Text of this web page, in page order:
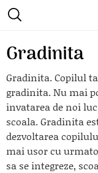
Gradinita
Gradinita. Copilul
gradinita. Nu mai
invatarea de noi
scoala. Gradinita
dezvoltarea
mai usor cu
sa se integreze,